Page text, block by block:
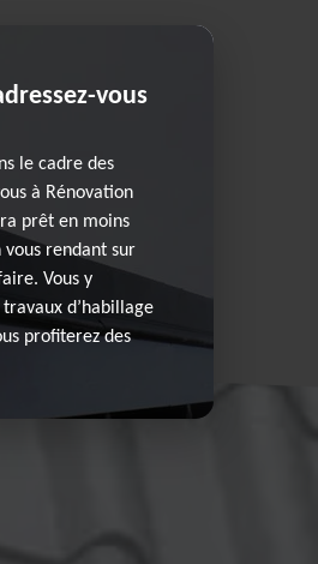
vous
le cadre des
à Rénovation
prêt en moins
vous rendant sur
Vous y
d’habillage
profiterez des